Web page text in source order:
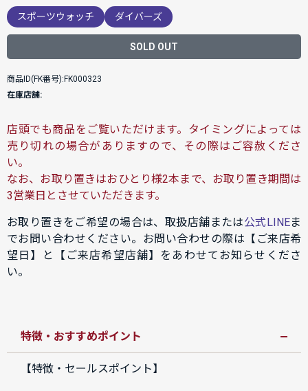
スポーツウォッチ ダイバーズ
SOLD OUT
商品ID(FK番号):FK000323
在庫店舗:
店頭でも商品をご覧いただけます。タイミングによっては
売り切れの場合がありますので、その際はご容赦くださ
い。
なお、お取り置きはおひとり様2本まで、お取り置き期間は
3営業日とさせていただきます。
お取り置きをご希望の場合は、取扱店舗または公式LINEま
でお問い合わせください。お問い合わせの際は【ご来店希
望日】と【ご来店希望店舗】をあわせてお知らせくださ
い。
特徴・おすすめポイント
【特徴・セールスポイント】